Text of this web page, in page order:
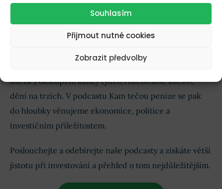
Souhlasím
Přijmout nutné cookies
Zobrazit předvolby
A nezapomeňme na další futuristický počin Applu:
humanoidní roboty
Poslouchejte. Buďte v obraze!
Burza s odstupem každý týden rozebíráme klíčové
dění na trzích. V podcastu Kam tečou peníze se pak
do hloubky věnujeme ekonomice, politice a
investičním příležitostem.
Poslouchejte a odebírejte naše podcasty a získáte větší
jistotu při investování a přehled o tom nejdůležitějším.